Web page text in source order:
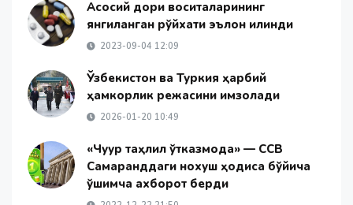
Асосий дори воситаларининг
янгиланган рўйхати эълон қилинди
2023-09-04 12:09
Ўзбекистон ва Туркия ҳарбий
ҳамкорлик режасини имзолади
2026-01-20 10:49
«Чуқур таҳлил ўтказмоқда» — ССВ
Самарқанддаги нохуш ҳодиса бўйича
қўшимча ахборот берди